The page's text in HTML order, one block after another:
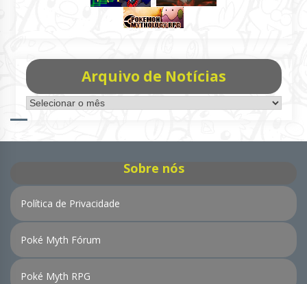
Arquivo de Notícias
Arquivo
de
Sobre nós
Política de Privacidade
Poké Myth Fórum
Poké Myth RPG